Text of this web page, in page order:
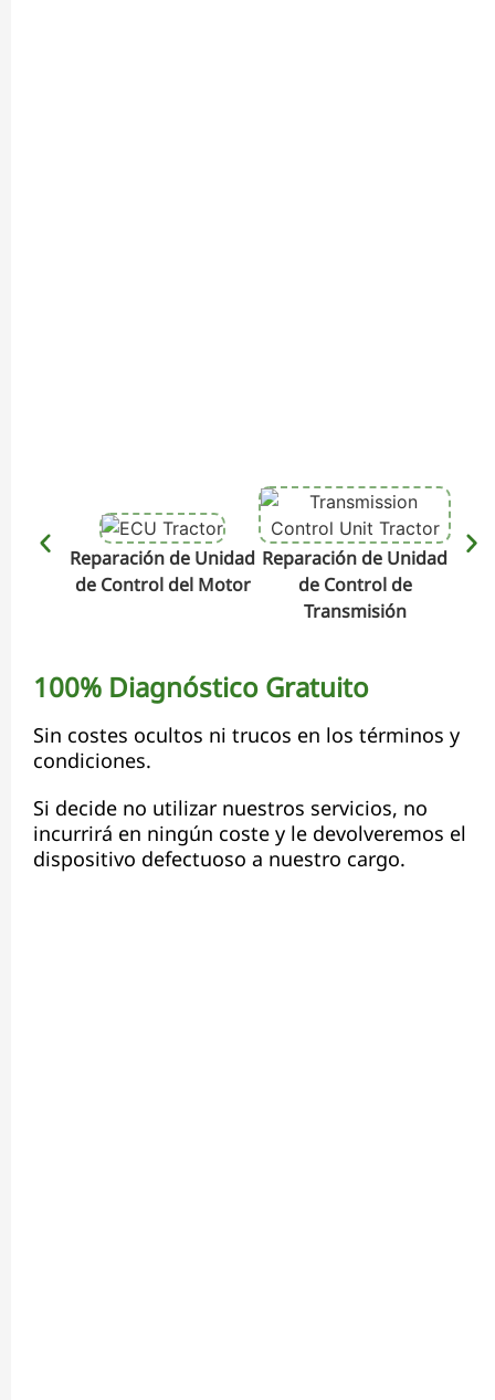
Reparación de Unidad
de Control del Motor
Reparación de Unidad
de Control de
Transmisión
100% Diagnóstico Gratuito
Sin costes ocultos ni trucos en los términos y
condiciones.
Si decide no utilizar nuestros servicios, no
incurrirá en ningún coste y le devolveremos el
dispositivo defectuoso a nuestro cargo.